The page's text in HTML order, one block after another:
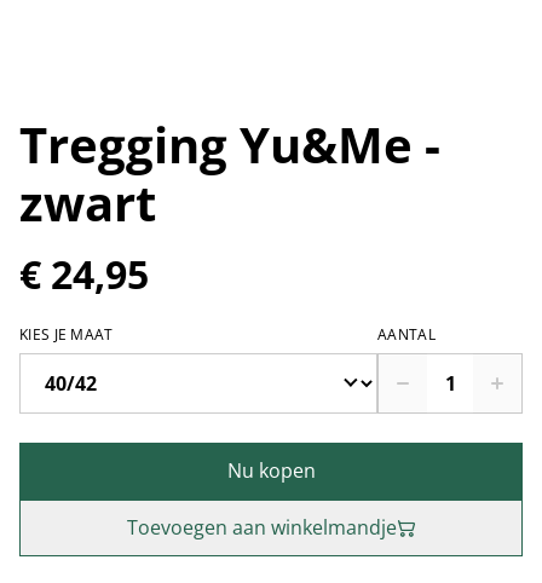
Tregging Yu&Me -
zwart
€ 24,95
KIES JE MAAT AANTAL
Nu kopen
Toevoegen aan winkelmandje